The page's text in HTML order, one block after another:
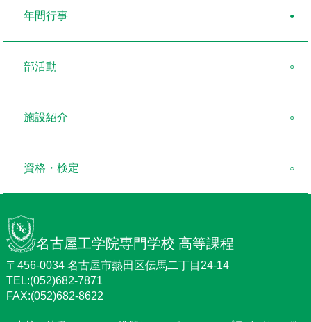
年間行事
部活動
施設紹介
資格・検定
名古屋工学院専門学校 高等課程
〒456-0034 名古屋市熱田区伝馬二丁目24-14
TEL:(052)682-7871
FAX:(052)682-8622